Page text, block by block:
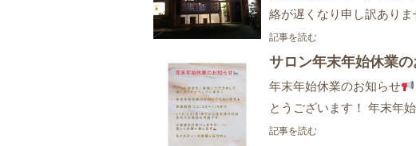
絡が遅くなり申し訳あり
記事を読む
サロン年末年始休業
年末年始休業のお知らせ
とうございます！ 年末年
記事を読む